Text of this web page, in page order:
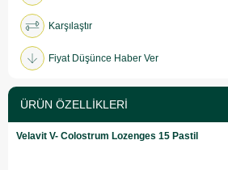
Karşılaştır
Fiyat Düşünce Haber Ver
ÜRÜN ÖZELLIKLERI
Velavit V- Colostrum Lozenges 15 Pastil